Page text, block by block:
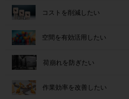
コストを削減したい
空間を有効活用したい
荷崩れを防ぎたい
作業効率を改善したい